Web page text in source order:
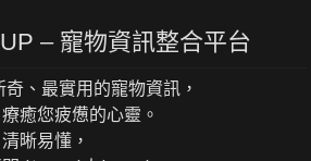
– 寵物資訊整合平台
、最實用的寵物資訊，
癒您疲憊的心靈。
晰易懂，